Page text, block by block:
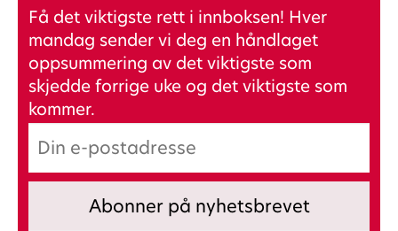
Få det viktigste rett i innboksen! Hver
mandag sender vi deg en håndlaget
oppsummering av det viktigste som
skjedde forrige uke og det viktigste som
kommer.